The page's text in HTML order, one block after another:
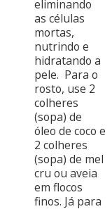
eliminando
as células
mortas,
nutrindo e
hidratando a
pele. Para o
rosto, use 2
colheres
(sopa) de
óleo de coco e
2 colheres
(sopa) de mel
cru ou aveia
em flocos
finos. Já para